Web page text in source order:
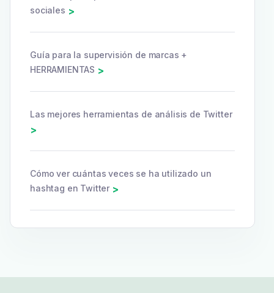
sociales >
Guía para la supervisión de marcas +
HERRAMIENTAS >
Las mejores herramientas de análisis de Twitter
>
Cómo ver cuántas veces se ha utilizado un
hashtag en Twitter >